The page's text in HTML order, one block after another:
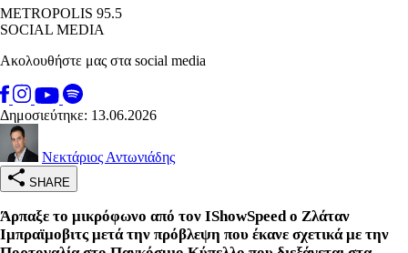
METROPOLIS 95.5
SOCIAL MEDIA
Ακολουθήστε μας στα social media
Δημοσιεύτηκε: 13.06.2026
Νεκτάριος Αντωνιάδης
SHARE
Άρπαξε το μικρόφωνο από τον IShowSpeed ο Ζλάταν
Ιμπραϊμοβιτς μετά την πρόβλεψη που έκανε σχετικά με την